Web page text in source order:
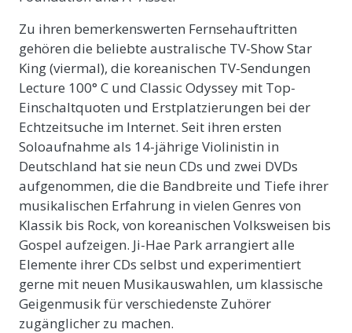
Zu ihren bemerkenswerten Fernsehauftritten
gehören die beliebte australische TV-Show Star
King (viermal), die koreanischen TV-Sendungen
Lecture 100° C und Classic Odyssey mit Top-
Einschaltquoten und Erstplatzierungen bei der
Echtzeitsuche im Internet. Seit ihren ersten
Soloaufnahme als 14-jährige Violinistin in
Deutschland hat sie neun CDs und zwei DVDs
aufgenommen, die die Bandbreite und Tiefe ihrer
musikalischen Erfahrung in vielen Genres von
Klassik bis Rock, von koreanischen Volksweisen bis
Gospel aufzeigen. Ji-Hae Park arrangiert alle
Elemente ihrer CDs selbst und experimentiert
gerne mit neuen Musikauswahlen, um klassische
Geigenmusik für verschiedenste Zuhörer
zugänglicher zu machen.